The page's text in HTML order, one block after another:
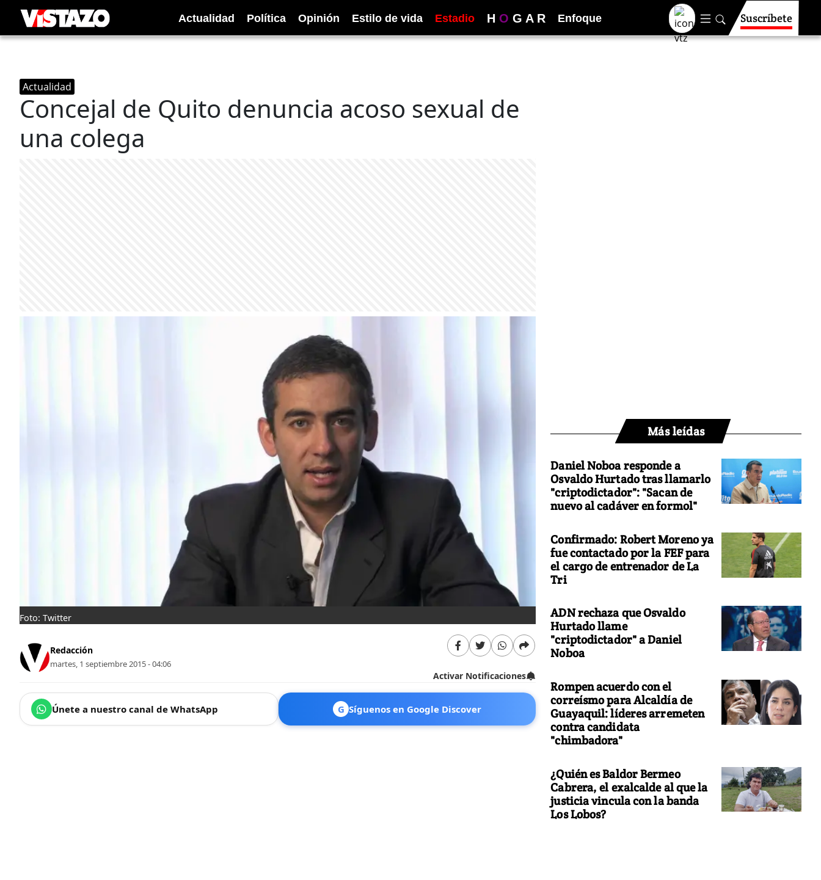
Actualidad Política Opinión Estilo de vida Estadio H O G A R Enfoque Suscríbete
Actualidad
Concejal de Quito denuncia acoso sexual de
una colega
Foto: Twitter
Redacción
martes, 1 septiembre 2015 - 04:06
Activar Notificaciones
Únete a nuestro canal de WhatsApp G Síguenos en Google Discover
Más leídas
Daniel Noboa responde a
Osvaldo Hurtado tras llamarlo
"criptodictador": "Sacan de
nuevo al cadáver en formol"
Confirmado: Robert Moreno ya
fue contactado por la FEF para
el cargo de entrenador de La
Tri
ADN rechaza que Osvaldo
Hurtado llame
"criptodictador" a Daniel
Noboa
Rompen acuerdo con el
correísmo para Alcaldía de
Guayaquil: líderes arremeten
contra candidata
"chimbadora"
¿Quién es Baldor Bermeo
Cabrera, el exalcalde al que la
justicia vincula con la banda
Los Lobos?